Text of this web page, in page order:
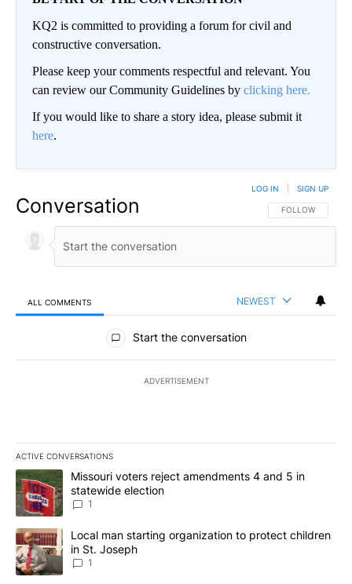
KQ2 is committed to providing a forum for civil and
constructive conversation.
Please keep your comments respectful and relevant. You
can review our Community Guidelines by clicking here.
If you would like to share a story idea, please submit it
here.
Conversation FOLLOW THIS
FOLLOW
LOG IN SIGN UP
ALL COMMENTS NEWEST
All Comments
Start the conversation
ADVERTISEMENT
ACTIVE CONVERSATIONS
The following is a list of the most commented articles in the last
A trending article titled "Missouri voters reject amendments 4
Missouri voters reject amendments 4 and 5 in
statewide election
1
A trending article titled "Local man starting organization to
Local man starting organization to protect children
in St. Joseph
1